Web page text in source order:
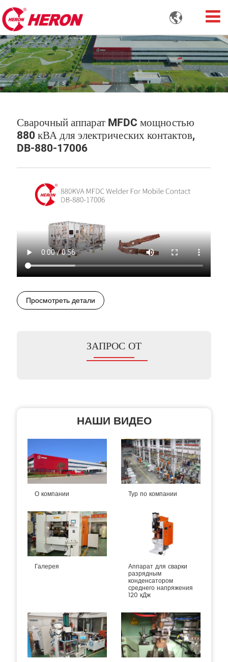

Сварочный аппарат MFDC мощностью
880 кВА для электрических контактов,
DB-880-17006
Просмотреть детали
ЗАПРОС ОТ
НАШИ ВИДЕО
О компании Тур по компании
Галерея Аппарат для сварки
разрядным
конденсатором
среднего напряжения
120 кДж